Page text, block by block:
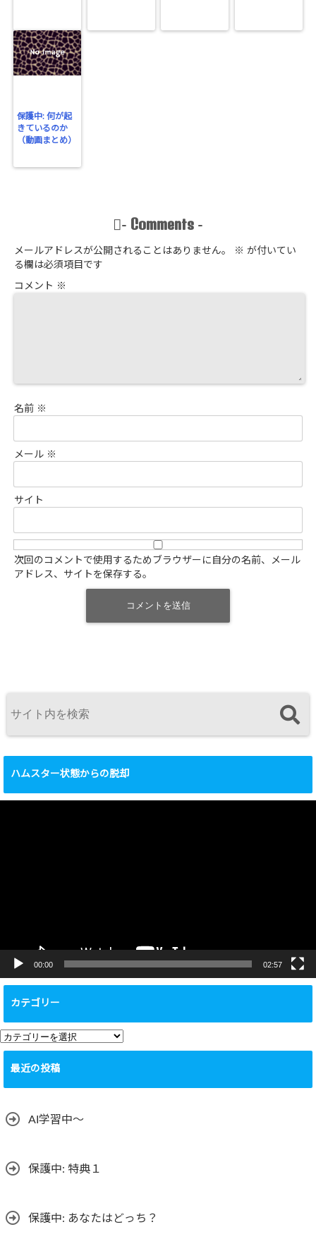
保護中: 何が起
きているのか
（動画まとめ）
- Comments -
メールアドレスが公開されることはありません。 ※ が付いてい
る欄は必須項目です
コメント ※
名前 ※
メール ※
サイト
次回のコメントで使用するためブラウザーに自分の名前、メール
アドレス、サイトを保存する。
ハムスター状態からの脱却
00:00 02:57
カテゴリー
カ
テ
リ
最近の投稿
AI学習中〜
保護中: 特典１
保護中: あなたはどっち？